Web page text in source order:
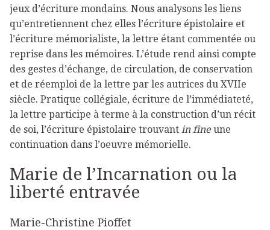
jeux d’écriture mondains. Nous analysons les liens
qu’entretiennent chez elles l’écriture épistolaire et
l’écriture mémorialiste, la lettre étant commentée ou
reprise dans les mémoires. L’étude rend ainsi compte
des gestes d’échange, de circulation, de conservation
et de réemploi de la lettre par les autrices du XVIIe
siècle. Pratique collégiale, écriture de l’immédiateté,
la lettre participe à terme à la construction d’un récit
de soi, l’écriture épistolaire trouvant in fineune
continuation dans l’oeuvre mémorielle.
Marie de l’Incarnation ou la
liberté entravée
Marie-Christine Pioffet